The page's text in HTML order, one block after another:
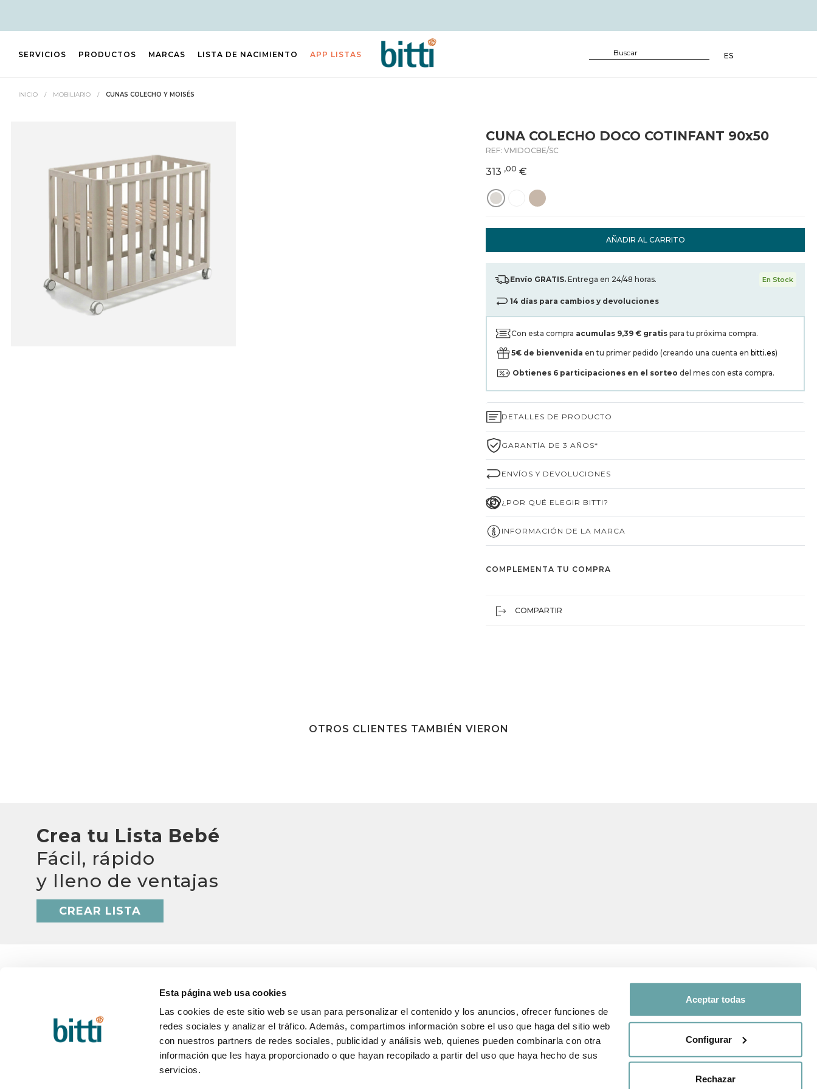
Esta página web usa cookies
Las cookies de este sitio web se usan para personalizar el contenido y los anuncios, ofrecer funciones de
redes sociales y analizar el tráfico. Además, compartimos información sobre el uso que haga del sitio web
con nuestros partners de redes sociales, publicidad y análisis web, quienes pueden combinarla con otra
información que les haya proporcionado o que hayan recopilado a partir del uso que haya hecho de sus
servicios.
Aceptar todas
Configurar
Rechazar
SERVICIOS PRODUCTOS MARCAS LISTA DE NACIMIENTO APP LISTAS ES
INICIO / MOBILIARIO / CUNAS COLECHO Y MOISÉS
CUNA COLECHO DOCO COTINFANT 90x50
REF: VMIDOCBE/SC
313 ,00 €
AÑADIR AL CARRITO
Envío GRATIS. Entrega en 24/48 horas. En Stock
14 días para cambios y devoluciones
Con esta compra acumulas 9,39 € gratis para tu próxima compra.
5€ de bienvenida en tu primer pedido (creando una cuenta en bitti.es)
Obtienes 6 participaciones en el sorteo del mes con esta compra.
DETALLES DE PRODUCTO
GARANTÍA DE 3 AÑOS*
ENVÍOS Y DEVOLUCIONES
¿POR QUÉ ELEGIR BITTI?
INFORMACIÓN DE LA MARCA
COMPLEMENTA TU COMPRA
COMPARTIR
OTROS CLIENTES TAMBIÉN VIERON
Crea tu Lista Bebé
Fácil, rápido
y lleno de ventajas
CREAR LISTA
¿Quiénes somos?
Trabaja con nosotros
AYUDA
Q&A
Plazos de entrega
Cambios y devoluciones
Postventa
INFORMACIÓN LEGAL
Aviso legal
Política de confidencialidad y de
protección de datos
Política de cookies
SÍGUENOS EN
nosotros a través de